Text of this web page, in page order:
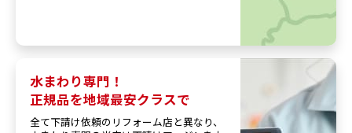
水まわり専門！
正規品を地域最安クラスで
全て下請け依頼のリフォーム店と異なり、